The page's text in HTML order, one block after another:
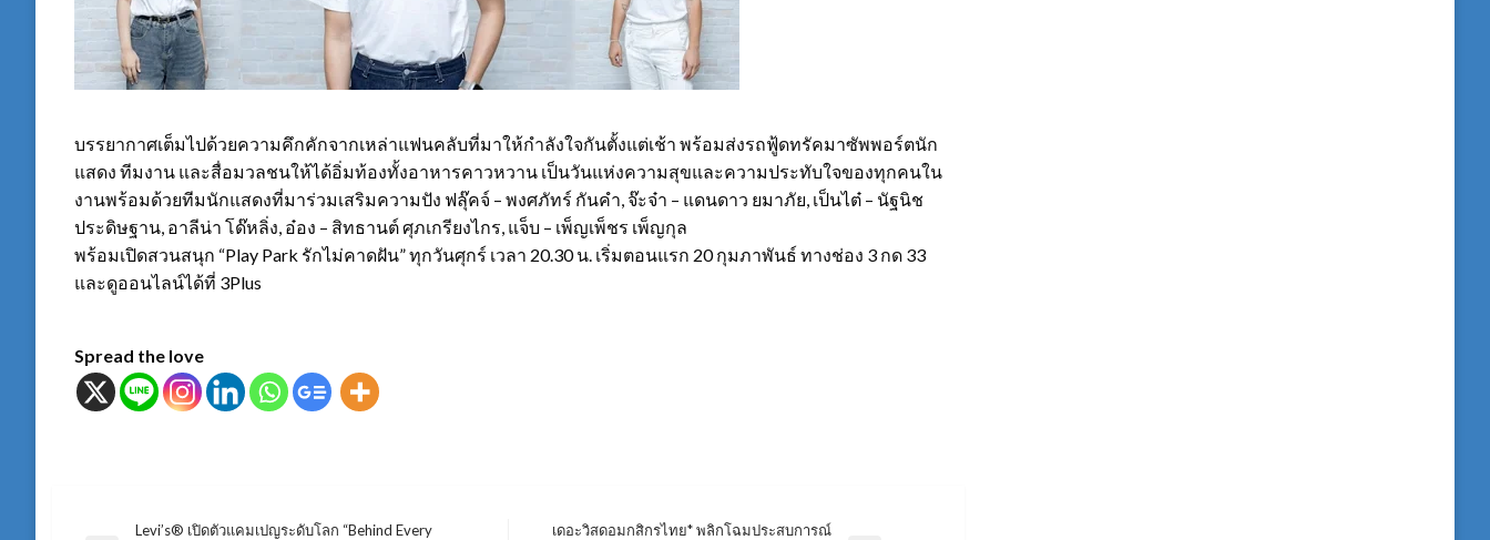
บรรยากาศเต็มไปด้วยความคึกคักจากเหล่าแฟนคลับที่มาให้กำลังใจกันตั้งแต่เช้า พร้อมส่งรถฟู้ดทรัคมาซัพพอร์ตนัก
แสดง ทีมงาน และสื่อมวลชนให้ได้อิ่มท้องทั้งอาหารคาวหวาน เป็นวันแห่งความสุขและความประทับใจของทุกคนใน
งานพร้อมด้วยทีมนักแสดงที่มาร่วมเสริมความปัง ฟลุ๊คจ์ – พงศภัทร์ กันคำ, จ๊ะจ๋า – แดนดาว ยมาภัย, เป็นไต๋ – นัฐนิช
ประดิษฐาน, อาลีน่า โด๊หลิ่ง, อ๋อง – สิทธานต์ ศุภเกรียงไกร, แจ็บ – เพ็ญเพ็ชร เพ็ญกุล
พร้อมเปิดสวนสนุก “Play Park รักไม่คาดฝัน” ทุกวันศุกร์ เวลา 20.30 น. เริ่มตอนแรก 20 กุมภาพันธ์ ทางช่อง 3 กด 33
และดูออนไลน์ได้ที่ 3Plus
Spread the love
Levi’s® เปิดตัวแคมเปญระดับโลก “Behind Every เดอะวิสดอมกสิกรไทย* พลิกโฉมประสบการณ์